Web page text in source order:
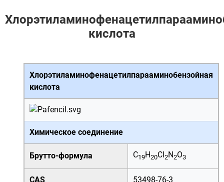
кислота
Хлорэтиламинофенацетилпарааминобензойная
кислота
Химическое соединение
Брутто-формула C19H20Cl2N2O3
CAS 53498-76-3